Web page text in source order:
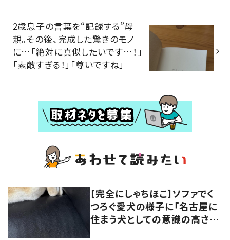
2歳息子の言葉を“記録する”母
親。その後、完成した驚きのモノ
に…「絶対に真似したいです…！」
「素敵すぎる！」「尊いですね」
【完全にしゃちほこ】ソファでく
つろぐ愛犬の様子に「名古屋に
住まう犬としての意識の高さ